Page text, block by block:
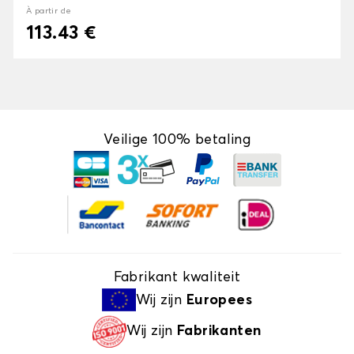
À partir de
113.43 €
Veilige 100% betaling
Fabrikant kwaliteit
Wij zijn Europees
Wij zijn Fabrikanten